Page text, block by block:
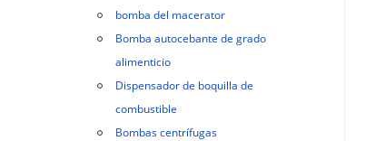
bomba del macerator
Bomba autocebante de grado
alimenticio
Dispensador de boquilla de
combustible
Bombas centrífugas